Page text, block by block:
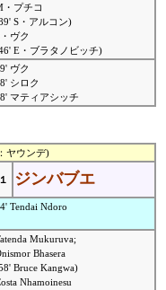
・プチコ
S・アルコン)
ヴク
E・ブラタノビッチ)
ヴク
シロク
マティアシッチ
ヤウンデ)
１
ジンバブエ
Tendai Ndoro
Mukuruva;
Bhasera
Bruce Kangwa)
Nhamoinesu